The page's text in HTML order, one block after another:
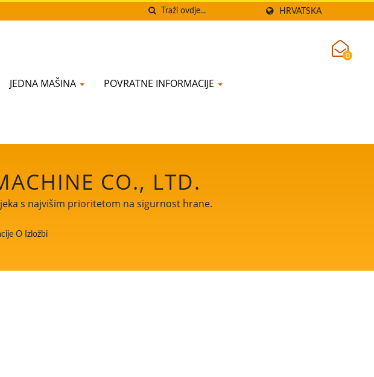
HRVATSKA
JEDNA MAŠINA POVRATNE INFORMACIJE
0
CO., LTD.
s najvišim prioritetom na sigurnost hrane.
O Izložbi